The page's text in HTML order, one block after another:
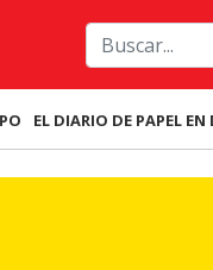
EL DIARIO DE PAPEL